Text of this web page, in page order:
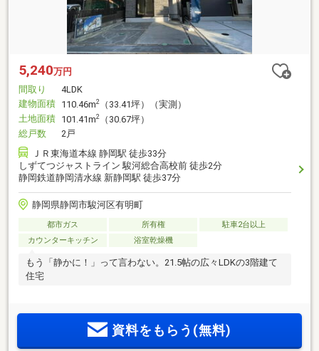
5,240万円
間取り
4LDK
建物面積 110.46m2
（33.41坪）（実測）
土地面積 101.41m2
（30.67坪）
総戸数
2戸
ＪＲ東海道本線 静岡駅 徒歩33分
しずてつジャストライン 駿河総合高校前 徒歩2分
静岡鉄道静岡清水線 新静岡駅 徒歩37分
静岡県静岡市駿河区有明町
都市ガス 所有権
駐車2台以上
カウンターキッチン
浴室乾燥機
もう「静かに！」って言わない。21.5帖の広々LDKの3階建て
住宅
資料をもらう(無料)